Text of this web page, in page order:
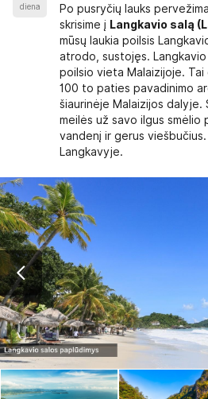
diena
Po pusryčių lauks
skrisime į Langkavio salą
mūsų laukia poilsis
atrodo, sustojęs. Langkavio
poilsio vieta Malaizijoje. Tai
100 to paties pavadinimo
šiaurinėje Malaizijos dalyje.
meilės už savo ilgus smėlio
vandenį ir gerus
Langkavyje.